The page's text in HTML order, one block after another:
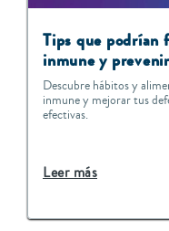
Tips que podrían
inmune y
Descubre hábitos y
inmune y mejorar tus
efectivas.
Leer más